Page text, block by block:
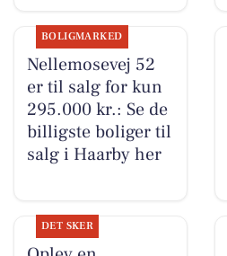
BOLIGMARKED
Nellemosevej 52
er til salg for kun
295.000 kr.: Se de
billigste boliger til
salg i Haarby her
DET SKER